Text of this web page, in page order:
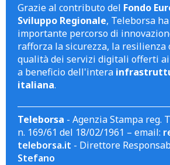
Grazie al contributo del Fondo
Sviluppo Regionale, Teleborsa
importante percorso di
rafforza la sicurezza, la resilienza
qualità dei servizi digitali offerti
a beneficio dell'intera
italiana.
Teleborsa - Agenzia Stampa reg.
n. 169/61 del 18/02/1961 – email:
teleborsa.it - Direttore
Stefano